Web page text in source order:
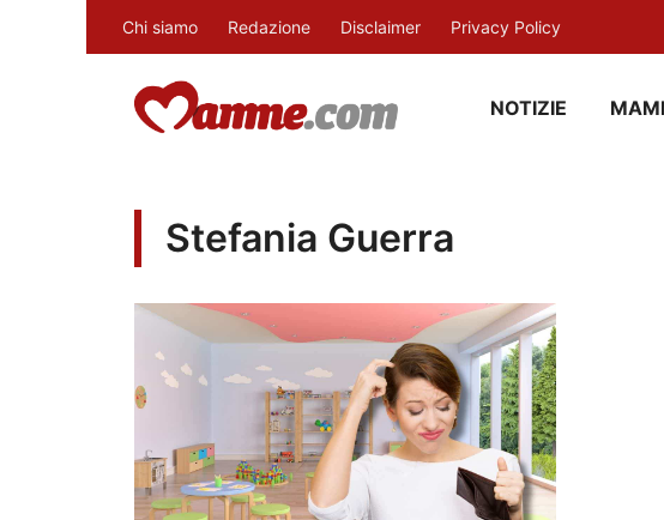
Chi siamo Redazione Disclaimer Privacy Policy
NOTIZIE
Stefania Guerra